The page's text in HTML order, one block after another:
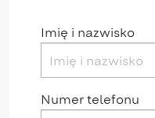
Imię i nazwisko
Numer telefonu